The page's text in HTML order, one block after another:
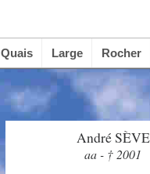
Quais Large Rocher
André SÈVE
aa - † 2001